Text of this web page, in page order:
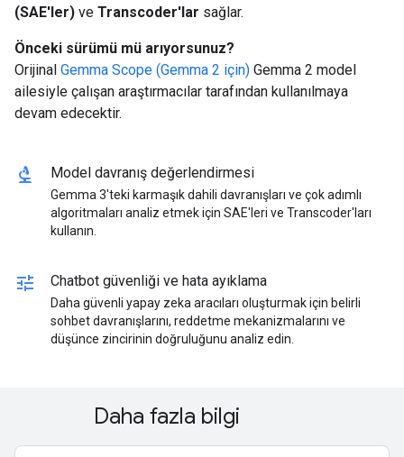
(SAE'ler) ve Transcoder'lar sağlar.
Önceki sürümü mü arıyorsunuz?
Orijinal Gemma Scope (Gemma 2 için) Gemma 2 model
ailesiyle çalışan araştırmacılar tarafından kullanılmaya
devam edecektir.
biotech Model davranış değerlendirmesi
Gemma 3'teki karmaşık dahili davranışları ve çok adımlı
algoritmaları analiz etmek için SAE'leri ve Transcoder'ları
kullanın.
tune Chatbot güvenliği ve hata ayıklama
Daha güvenli yapay zeka aracıları oluşturmak için belirli
sohbet davranışlarını, reddetme mekanizmalarını ve
düşünce zincirinin doğruluğunu analiz edin.
Daha fazla bilgi